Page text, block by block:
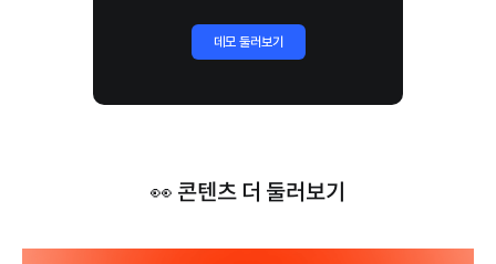
데모 둘러보기
👀 콘텐츠 더 둘러보기